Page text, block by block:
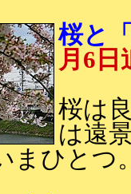
桜と
月6日
桜は
は遠
まひとつ。